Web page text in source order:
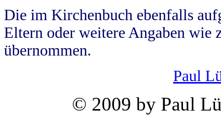
Die im Kirchenbuch ebenfalls
Eltern oder weitere Angaben wie
übernommen.
Paul
© 2009 by Paul